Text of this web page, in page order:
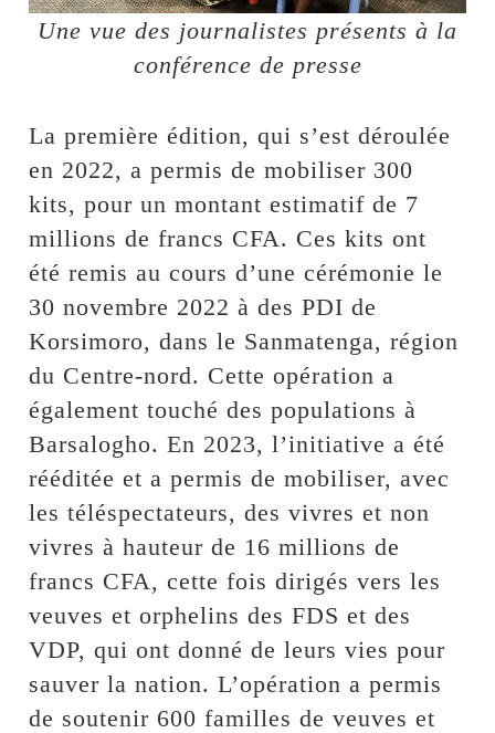
Une vue des journalistes présents à la
conférence de presse
La première édition, qui s’est déroulée
en 2022, a permis de mobiliser 300
kits, pour un montant estimatif de 7
millions de francs CFA. Ces kits ont
été remis au cours d’une cérémonie le
30 novembre 2022 à des PDI de
Korsimoro, dans le Sanmatenga, région
du Centre-nord. Cette opération a
également touché des populations à
Barsalogho. En 2023, l’initiative a été
rééditée et a permis de mobiliser, avec
les téléspectateurs, des vivres et non
vivres à hauteur de 16 millions de
francs CFA, cette fois dirigés vers les
veuves et orphelins des FDS et des
VDP, qui ont donné de leurs vies pour
sauver la nation. L’opération a permis
de soutenir 600 familles de veuves et